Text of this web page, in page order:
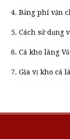
Bảng phí vận
Cách sử dụng
Cá kho làng
Gia vị kho cá